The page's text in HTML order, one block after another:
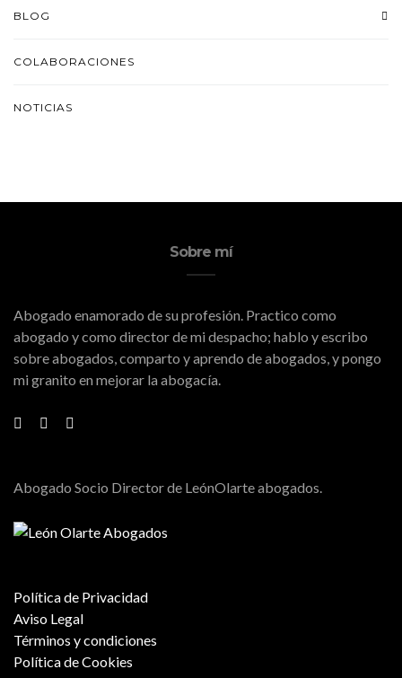
BLOG
COLABORACIONES
NOTICIAS
Sobre mí
Abogado enamorado de su profesión. Practico como
abogado y como director de mi despacho; hablo y escribo
sobre abogados, comparto y aprendo de abogados, y pongo
mi granito en mejorar la abogacía.
Abogado Socio Director de LeónOlarte abogados.
Política de Privacidad
Aviso Legal
Términos y condiciones
Política de Cookies